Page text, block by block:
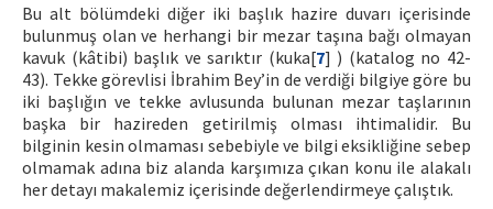
Bu alt bölümdeki diğer iki başlık hazire duvarı içerisinde
bulunmuş olan ve herhangi bir mezar taşına bağı olmayan
kavuk (kâtibi) başlık ve sarıktır (kuka[7] ) (katalog no 42-
43). Tekke görevlisi İbrahim Bey’in de verdiği bilgiye göre bu
iki başlığın ve tekke avlusunda bulunan mezar taşlarının
başka bir hazireden getirilmiş olması ihtimalidir. Bu
bilginin kesin olmaması sebebiyle ve bilgi eksikliğine sebep
olmamak adına biz alanda karşımıza çıkan konu ile alakalı
her detayı makalemiz içerisinde değerlendirmeye çalıştık.